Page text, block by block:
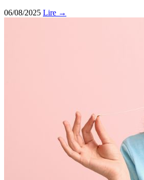
06/08/2025 Lire →